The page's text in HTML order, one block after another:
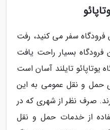
فرودگاه سفر می کنید، رفت
بسیار راحت یافت
یوتاپائو تایلند آسان است
حمل و نقل عمومی به این
صرف نظر از شهری که در
از خدمات حمل و نقل